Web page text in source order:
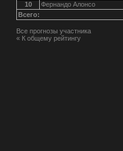
10
Фернандо Алонсо
Всего:
Все прогнозы участника
« К общему рейтингу